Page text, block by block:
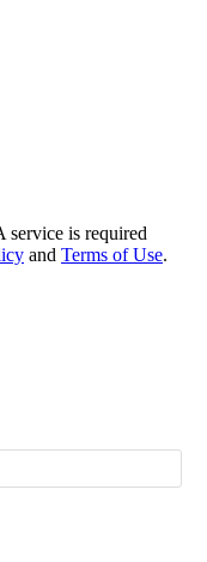
is required
and Terms of Use.